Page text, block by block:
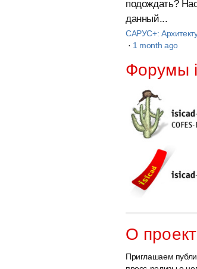
подождать?
данный...
САРУС+:
· 1 month ago
Форумы
О
Приглашаем